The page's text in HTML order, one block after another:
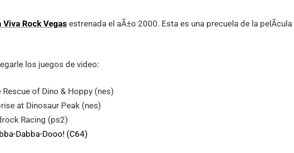
Rock Vegas estrenada el aÃ±o 2000. Esta es una precuela de la pelÃ­cula
los juegos de video:
of Dino & Hoppy (nes)
at Dinosaur Peak (nes)
Racing (ps2)
Dabba-Dooo! (C64)